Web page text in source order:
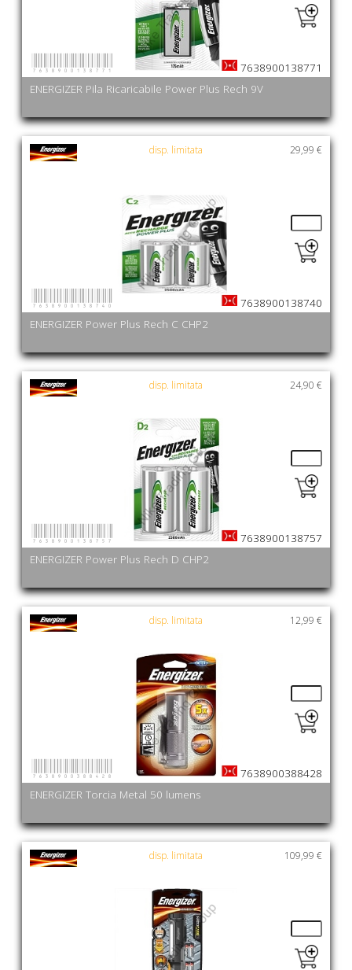
ENERGIZER Pila Ricaricabile Power Plus Rech 9V
7638900138771
29,99 €
ENERGIZER Power Plus Rech C CHP2
disp. limitata
7638900138740
24,90 €
ENERGIZER Power Plus Rech D CHP2
disp. limitata
7638900138757
12,99 €
ENERGIZER Torcia Metal 50 lumens
disp. limitata
7638900388428
109,99 €
disp. limitata